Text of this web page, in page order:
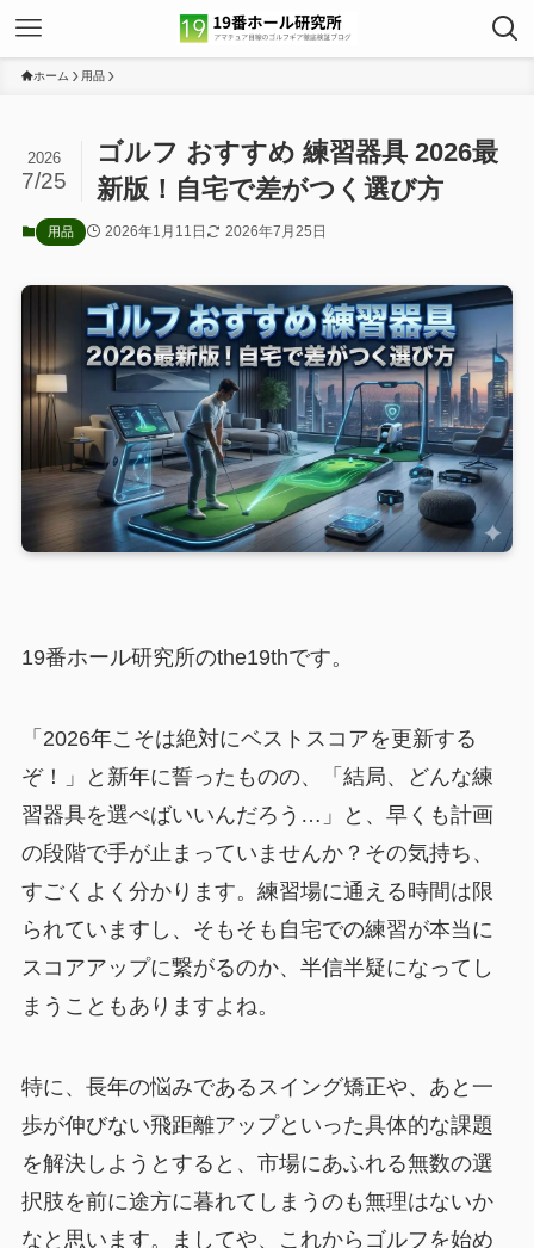
ホーム 用品
ゴルフ おすすめ 練習器具 2026最
新版！自宅で差がつく選び方
2026
7/25
用品 2026年1月11日 2026年7月25日
19番ホール研究所のthe19thです。
「2026年こそは絶対にベストスコアを更新する
ぞ！」と新年に誓ったものの、「結局、どんな練
習器具を選べばいいんだろう…」と、早くも計画
の段階で手が止まっていませんか？その気持ち、
すごくよく分かります。練習場に通える時間は限
られていますし、そもそも自宅での練習が本当に
スコアアップに繋がるのか、半信半疑になってし
まうこともありますよね。
特に、長年の悩みであるスイング矯正や、あと一
歩が伸びない飛距離アップといった具体的な課題
を解決しようとすると、市場にあふれる無数の選
択肢を前に途方に暮れてしまうのも無理はないか
なと思います。ましてや、これからゴルフを始め